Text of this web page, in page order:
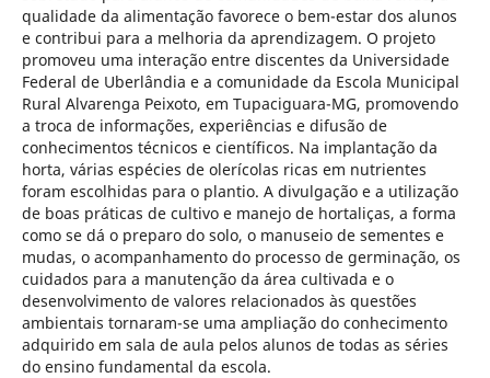
qualidade da alimentação favorece o bem-estar dos alunos
e contribui para a melhoria da aprendizagem. O projeto
promoveu uma interação entre discentes da Universidade
Federal de Uberlândia e a comunidade da Escola Municipal
Rural Alvarenga Peixoto, em Tupaciguara-MG, promovendo
a troca de informações, experiências e difusão de
conhecimentos técnicos e científicos. Na implantação da
horta, várias espécies de olerícolas ricas em nutrientes
foram escolhidas para o plantio. A divulgação e a utilização
de boas práticas de cultivo e manejo de hortaliças, a forma
como se dá o preparo do solo, o manuseio de sementes e
mudas, o acompanhamento do processo de germinação, os
cuidados para a manutenção da área cultivada e o
desenvolvimento de valores relacionados às questões
ambientais tornaram-se uma ampliação do conhecimento
adquirido em sala de aula pelos alunos de todas as séries
do ensino fundamental da escola.